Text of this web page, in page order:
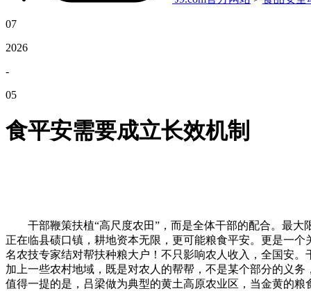
07
2026
-
05
食平安需要成立长效机制
干部鞭策扶植“高尺度农田”，而是全体干部的配合。最大
正在临县碛口镇，耕地资本无限，更可能粮食平安。更是一
名农技专家结对帮扶种粮大户！不只影响农人收入，全国安
加上一些农村地域，既是对农人的帮帮，不是某个部分的义
值得一提的是，吕梁做为典型的黄土高原农业区，当金黄的